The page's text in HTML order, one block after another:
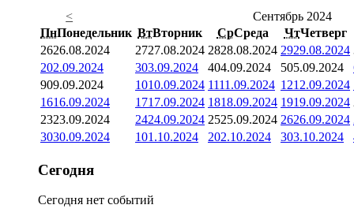
<
Сентябрь 2024
ПнПонедельник ВтВторник СрСреда ЧтЧетверг
2626.08.2024 2727.08.2024 2828.08.2024 2929.08.2024
202.09.2024 303.09.2024 404.09.2024 505.09.2024
909.09.2024 1010.09.2024 1111.09.2024 1212.09.2024
1616.09.2024 1717.09.2024 1818.09.2024 1919.09.2024
2323.09.2024 2424.09.2024 2525.09.2024 2626.09.2024
3030.09.2024 101.10.2024 202.10.2024 303.10.2024
Сегодня
Сегодня нет событий